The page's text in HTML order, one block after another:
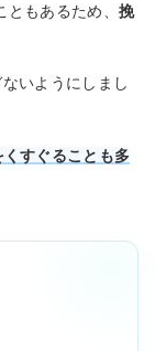
もあるため、 挽
いようにしまし
すぐることも多